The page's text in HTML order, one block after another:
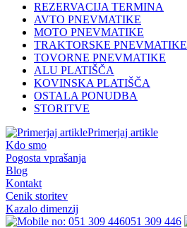
REZERVACIJA TERMINA
AVTO PNEVMATIKE
MOTO PNEVMATIKE
TRAKTORSKE PNEVMATIKE
TOVORNE PNEVMATIKE
ALU PLATIŠČA
KOVINSKA PLATIŠČA
OSTALA PONUDBA
STORITVE
Primerjaj artikle
Kdo smo
Pogosta vprašanja
Blog
Kontakt
Cenik storitev
Kazalo dimenzij
051 309 446